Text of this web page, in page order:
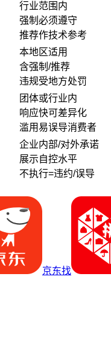
行业范围内
强制必须遵守
推荐作技术参考
本地区适用
含强制/推荐
违规受地方处罚
团体或行业内
响应快可差异化
滥用易误导消费者
企业内部/对外承诺
展示自控水平
不执行=违约/误导
京东找